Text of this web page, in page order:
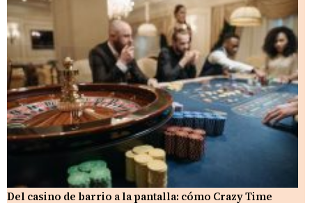
Del casino de barrio a la pantalla: cómo Crazy Time